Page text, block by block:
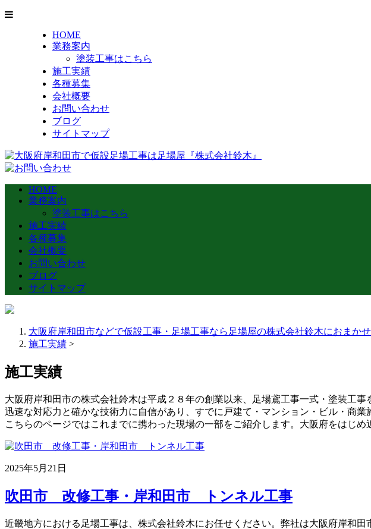
HOME
業務案内
塗装工事はこちら
施工実績
各種募集
会社概要
お問い合わせ
ブログ
サイトマップ
HOME
業務案内
塗装工事はこちら
施工実績
各種募集
会社概要
お問い合わせ
ブログ
サイトマップ
大阪府岸和田市などで仮設工事・足場工事なら足場屋の株式会社鈴木におまかせ
施工実績 >
施工実績
大阪府岸和田市の株式会社鈴木は平成２８年の創業以来、足場鳶工事一式・塗装工事
迅速な対応力と確かな技術力に自信があり、すでに戸建て・マンション・ビル・商
こちらのページではこれまでに携わった現場の一部をご紹介します。大阪府をはじ
2025年5月21日
吹田市 改修工事・岸和田市 トンネル工事
近畿地方における足場工事は、株式会社鈴木にお任せください。弊社は大阪府岸和